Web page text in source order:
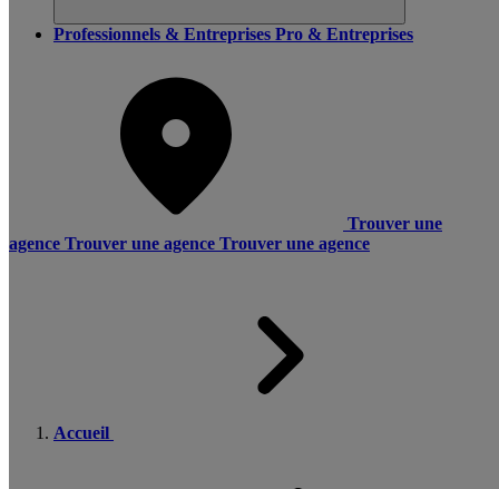
Professionnels & Entreprises Pro & Entreprises
Trouver une
agence Trouver une agence Trouver une agence
Accueil